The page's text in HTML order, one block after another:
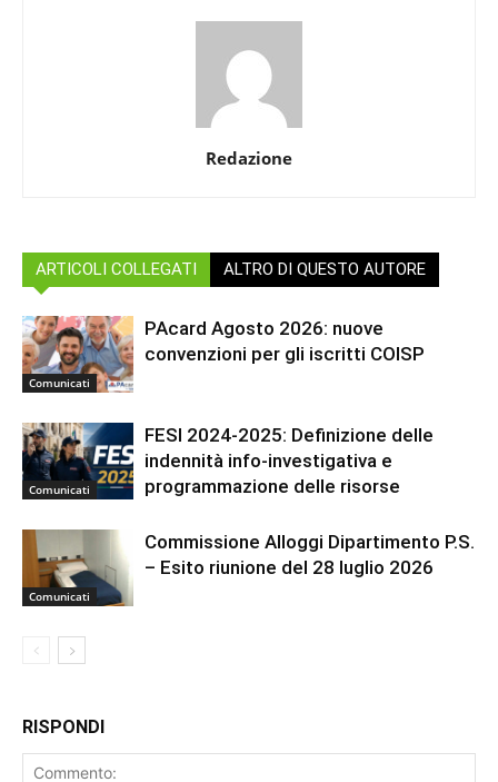
Redazione
ARTICOLI COLLEGATI ALTRO DI QUESTO AUTORE
Comunicati
PAcard Agosto 2026: nuove
convenzioni per gli iscritti COISP
Comunicati
FESI 2024-2025: Definizione delle
indennità info-investigativa e
programmazione delle risorse
Comunicati
Commissione Alloggi Dipartimento P.S.
– Esito riunione del 28 luglio 2026
RISPONDI